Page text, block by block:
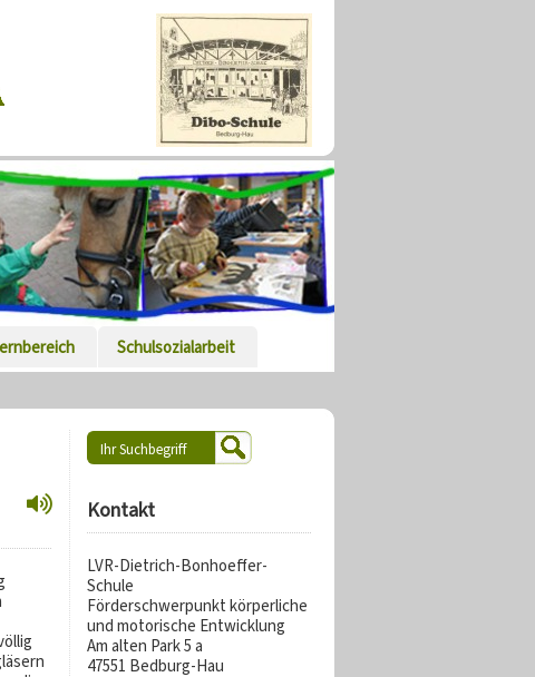
Schulsozialarbeit
Kontakt
LVR-Dietrich-Bonhoeffer-
Schule
Förderschwerpunkt körperliche
und motorische Entwicklung
Am alten Park 5 a
47551 Bedburg-Hau